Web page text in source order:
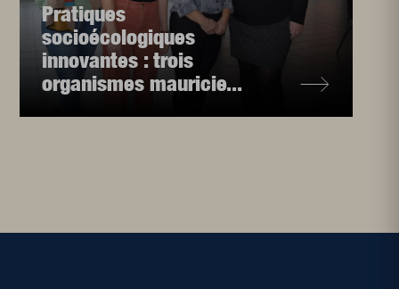
Pratiques
socioécologiques
innovantes : trois
organismes mauricie...